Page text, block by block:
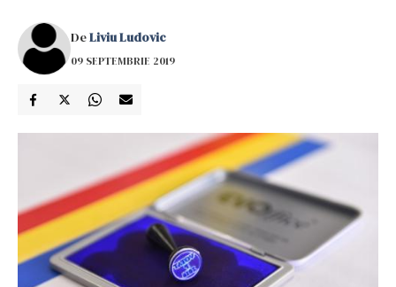
DeLiviu Ludovic
09 SEPTEMBRIE 2019